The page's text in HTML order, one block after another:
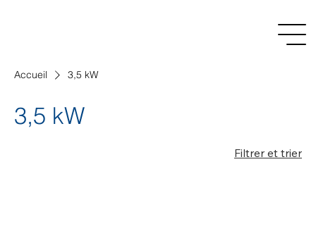
Accueil 3,5 kW
3,5 kW
Filtrer et trier